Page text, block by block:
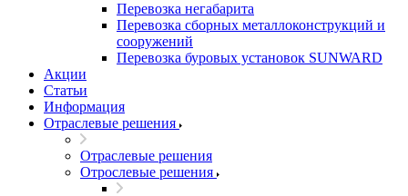
Перевозка негабарита
Перевозка сборных металлоконструкций и
сооружений
Перевозка буровых установок SUNWARD
Акции
Статьи
Информация
Отраслевые решения
Отраслевые решения
Отрослевые решения